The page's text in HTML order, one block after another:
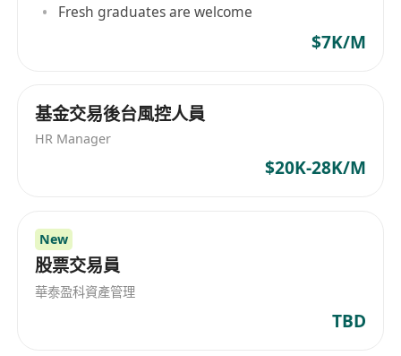
Fresh graduates are welcome
$7K/M
基金交易後台風控人員
HR Manager
$20K-28K/M
New
股票交易員
華泰盈科資產管理
TBD